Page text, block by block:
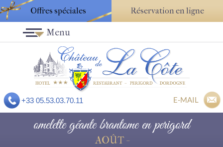
Offres spéciales Réservation en ligne
+33 05.53.03.70.11 E-MAIL
Menu
omelette géante brantome en perigord
AOÛT -